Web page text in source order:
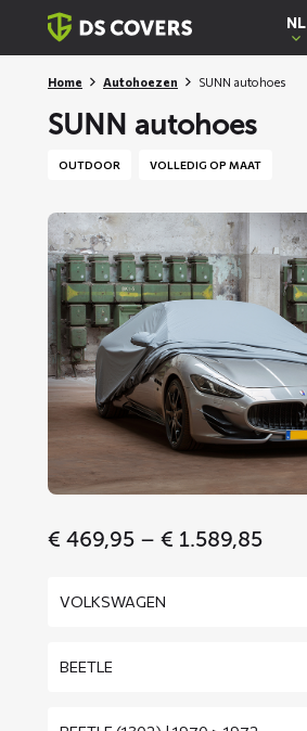
Skiplinks
NL
Home Autohoezen SUNN autohoes
SUNN autohoes
OUTDOOR VOLLEDIG OP MAAT
€ 469,95 – € 1.589,85Price